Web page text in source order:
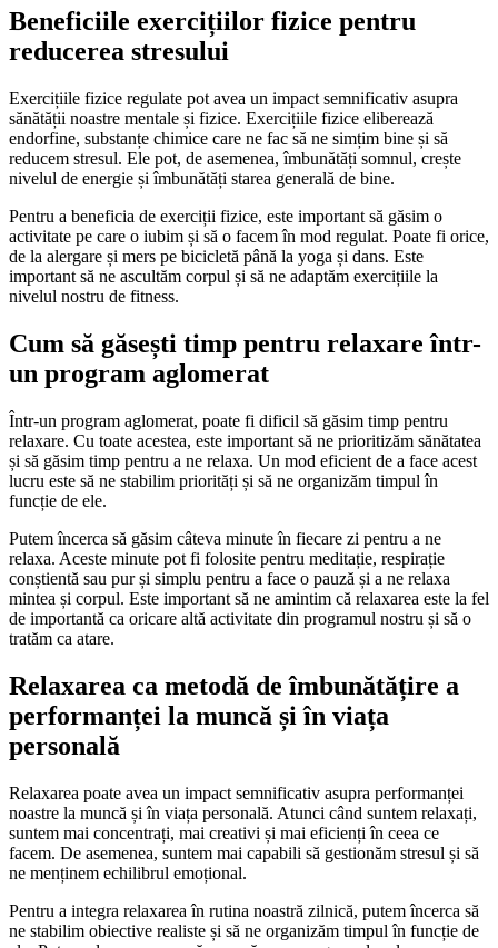
Beneficiile exercițiilor fizice pentru
reducerea stresului
Exercițiile fizice regulate pot avea un impact semnificativ asupra
sănătății noastre mentale și fizice. Exercițiile fizice eliberează
endorfine, substanțe chimice care ne fac să ne simțim bine și să
reducem stresul. Ele pot, de asemenea, îmbunătăți somnul, crește
nivelul de energie și îmbunătăți starea generală de bine.
Pentru a beneficia de exerciții fizice, este important să găsim o
activitate pe care o iubim și să o facem în mod regulat. Poate fi orice,
de la alergare și mers pe bicicletă până la yoga și dans. Este
important să ne ascultăm corpul și să ne adaptăm exercițiile la
nivelul nostru de fitness.
Cum să găsești timp pentru relaxare într-
un program aglomerat
Într-un program aglomerat, poate fi dificil să găsim timp pentru
relaxare. Cu toate acestea, este important să ne prioritizăm sănătatea
și să găsim timp pentru a ne relaxa. Un mod eficient de a face acest
lucru este să ne stabilim priorități și să ne organizăm timpul în
funcție de ele.
Putem încerca să găsim câteva minute în fiecare zi pentru a ne
relaxa. Aceste minute pot fi folosite pentru meditație, respirație
conștientă sau pur și simplu pentru a face o pauză și a ne relaxa
mintea și corpul. Este important să ne amintim că relaxarea este la fel
de importantă ca oricare altă activitate din programul nostru și să o
tratăm ca atare.
Relaxarea ca metodă de îmbunătățire a
performanței la muncă și în viața
personală
Relaxarea poate avea un impact semnificativ asupra performanței
noastre la muncă și în viața personală. Atunci când suntem relaxați,
suntem mai concentrați, mai creativi și mai eficienți în ceea ce
facem. De asemenea, suntem mai capabili să gestionăm stresul și să
ne menținem echilibrul emoțional.
Pentru a integra relaxarea în rutina noastră zilnică, putem încerca să
ne stabilim obiective realiste și să ne organizăm timpul în funcție de